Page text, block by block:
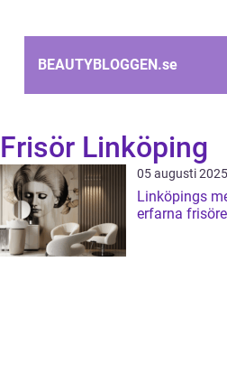
BEAUTYBLOGGEN.se
Frisör Linköping
05 augusti 2025
Linköpings
erfarna